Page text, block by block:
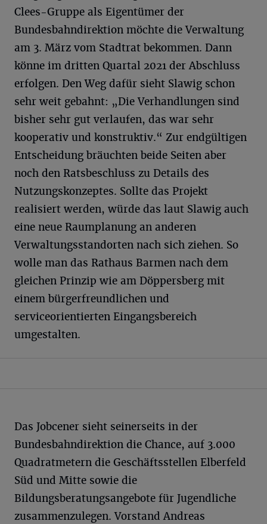
Clees-Gruppe als Eigentümer der
Bundesbahndirektion möchte die Verwaltung
am 3. März vom Stadtrat bekommen. Dann
könne im dritten Quartal 2021 der Abschluss
erfolgen. Den Weg dafür sieht Slawig schon
sehr weit gebahnt: „Die Verhandlungen sind
bisher sehr gut verlaufen, das war sehr
kooperativ und konstruktiv.“ Zur endgültigen
Entscheidung bräuchten beide Seiten aber
noch den Ratsbeschluss zu Details des
Nutzungskonzeptes. Sollte das Projekt
realisiert werden, würde das laut Slawig auch
eine neue Raumplanung an anderen
Verwaltungsstandorten nach sich ziehen. So
wolle man das Rathaus Barmen nach dem
gleichen Prinzip wie am Döppersberg mit
einem bürgerfreundlichen und
serviceorientierten Eingangsbereich
umgestalten.
Das Jobcener sieht seinerseits in der
Bundesbahndirektion die Chance, auf 3.000
Quadratmetern die Geschäftsstellen Elberfeld
Süd und Mitte sowie die
Bildungsberatungsangebote für Jugendliche
zusammenzulegen. Vorstand Andreas